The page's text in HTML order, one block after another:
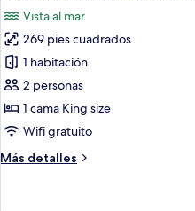
las
fotos
de
Habitación
Premier,
balcón,
al
Vista al mar
269 pies cuadrados
1 habitación
2 personas
1 cama King size
Wifi gratuito
Más detalles
Más